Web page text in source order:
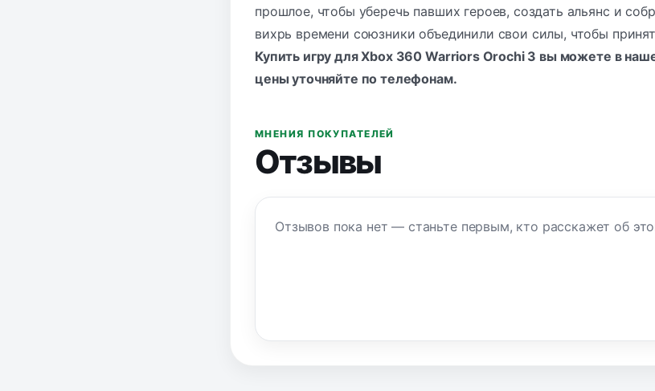
прошлое, чтобы уберечь павших героев, создать альянс и
вихрь времени союзники объединили свои силы, чтобы
Купить игру для Xbox 360 Warriors Orochi 3 вы можете в
цены уточняйте потелефонам.
МНЕНИЯ ПОКУПАТЕЛЕЙ
Отзывы
Отзывов пока нет — станьте первым, кто расскажет об